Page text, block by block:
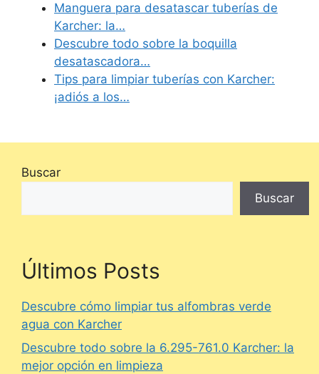
Manguera para desatascar tuberías de
Karcher: la…
Descubre todo sobre la boquilla
desatascadora…
Tips para limpiar tuberías con Karcher:
¡adiós a los…
Buscar
Buscar
Últimos Posts
Descubre cómo limpiar tus alfombras verde
agua con Karcher
Descubre todo sobre la 6.295-761.0 Karcher: la
mejor opción en limpieza